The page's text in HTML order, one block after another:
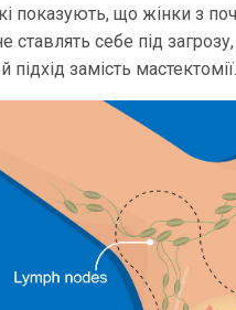
показують, що жінки з
ставлять себе під загрозу,
замість мастектомії.